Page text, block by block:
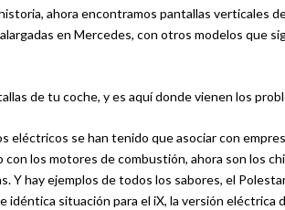
ahora encontramos pantallas verticales
en Mercedes, con otros modelos que
de tu coche, y es aquí donde vienen los
eléctricos se han tenido que asociar con
los motores de combustión, ahora son los
Y hay ejemplos de todos los sabores, el
idéntica situación para el iX, la versión eléctrica